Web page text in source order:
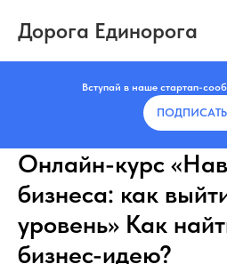
Дорога Единорога
Вступай в наше стартап-
Онлайн-курс
бизнеса: как
уровень» Как
бизнес-идею?